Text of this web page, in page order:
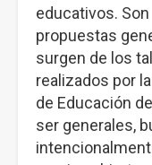
educativos. Son
propuestas
surgen de los
realizados por
de Educación
ser generales,